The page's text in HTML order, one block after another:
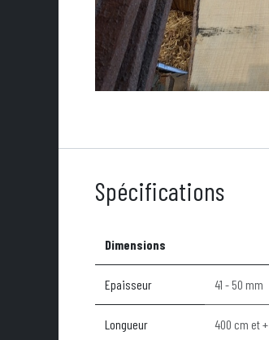
Spécifications
Dimensions
Epaisseur 41 - 50 mm
Longueur 400 cm et +